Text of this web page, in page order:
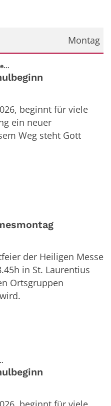
Montag
beginnt für viele
ein neuer
Weg steht Gott
der Heiligen Messe
in St. Laurentius
Ortsgruppen